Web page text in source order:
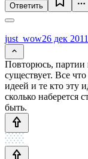
Ответить
just_wow26 дек
Повторюсь, партии
существует. Все
идеей и те кто эту
сколько наберется
быть.